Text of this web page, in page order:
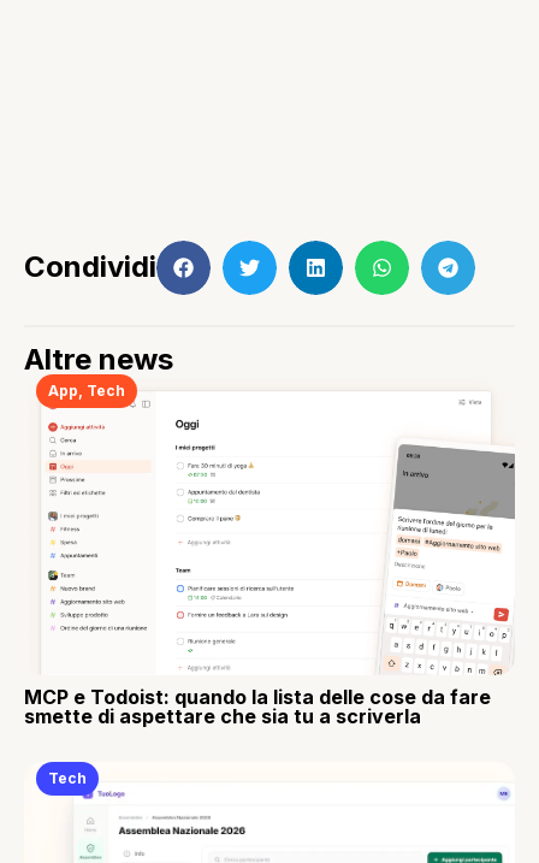
Condividi
Altre news
App Tech
MCP e Todoist: quando la lista delle cose da fare
smette di aspettare che sia tu a scriverla
Tech